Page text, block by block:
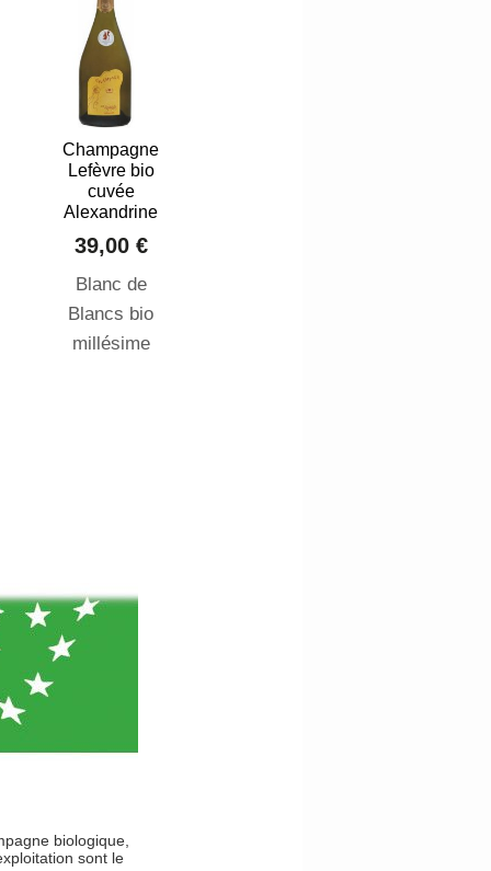
Champagne
Lefèvre bio
cuvée
Alexandrine
39,00 €
Blanc de
Blancs bio
millésime
biologique,
sont le